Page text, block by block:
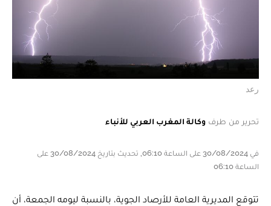
رعد
تحرير من طرف وكالة المغرب العربي للأنباء
في 30/08/2024 على الساعة 06:10, تحديث بتاريخ 30/08/2024 على
الساعة 06:10
تتوقع المديرية العامة للأرصاد الجوية، بالنسبة ليومه الجمعة، أن